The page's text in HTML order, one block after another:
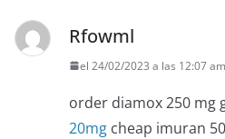
Rfowml
el 24/02/2023 a las 12:07 am
order diamox 250 mg
20mg cheap imuran